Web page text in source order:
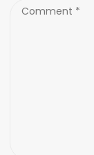
Comment